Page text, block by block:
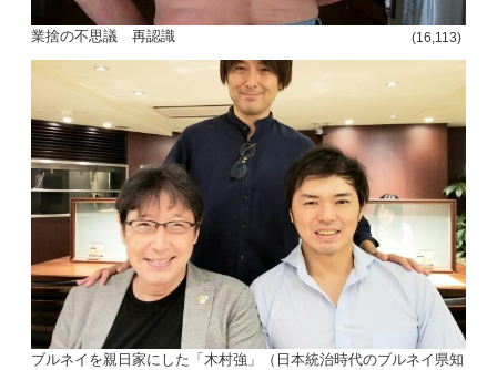
業捨の不思議 再認識 (16,113)
ブルネイを親日家にした「木村強」（日本統治時代のブルネイ県知